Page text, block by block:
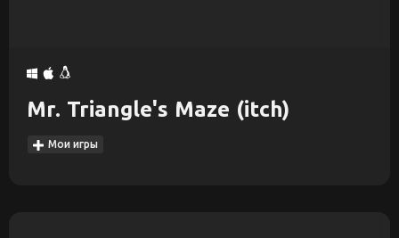
Mr. Triangle's Maze (itch)
Мои игры